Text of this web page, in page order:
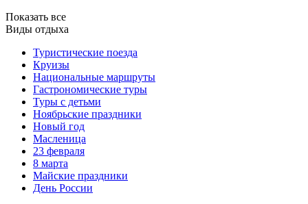
Показать все
Виды отдыха
Туристические поезда
Круизы
Национальные маршруты
Гастрономические туры
Туры с детьми
Ноябрьские праздники
Новый год
Масленица
23 февраля
8 марта
Майские праздники
День России